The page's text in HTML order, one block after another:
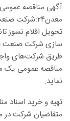
آگهی مناقصه
معدن۲۴:شرکت
تحویل اقلام نسوز
سازی شرکت صنعت
طریق شرکت‌های
مناقصه عمومی یک
نماید.
تهیه و خرید اسناد
متقاضیان شرکت